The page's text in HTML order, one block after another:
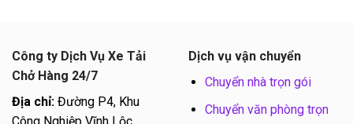
Công ty Dịch Vụ Xe Tải
Chở Hàng 24/7
Địa chỉ: Đường P4, Khu
Dịch vụ vận chuyển
Chuyển nhà trọn gói
Chuyển văn phòng trọn